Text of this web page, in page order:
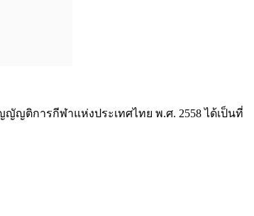
ญติการกีฬาแห่งประเทศไทย พ.ศ. 2558 ได้เป็นที่